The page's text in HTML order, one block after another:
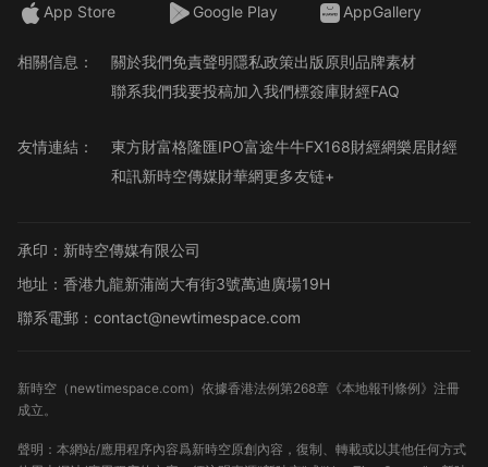
App Store Google Play AppGallery
相關信息： 關於我們免責聲明隱私政策出版原則品牌素材
聯系我們我要投稿加入我們標簽庫財經FAQ
友情連結： 東方財富格隆匯IPO富途牛牛FX168財經網樂居財經
和訊新時空傳媒財華網更多友链+
承印：新時空傳媒有限公司
地址：香港九龍新蒲崗大有街3號萬迪廣場19H
聯系電郵：contact@newtimespace.com
新時空（ newtimespace.com）依據香港法例第268章《本地報刊條例》注冊
成立。
聲明：本網站/應用程序內容爲新時空原創內容，復制、轉載或以其他任何方式